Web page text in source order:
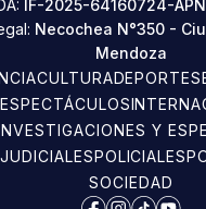
IF-2025-64160724-
Necochea N°350 -
Mendoza
CULTURADEPORTES
ESPECTÁCULOS
Y
JUDICIALESPOLICIALES
SOCIEDAD